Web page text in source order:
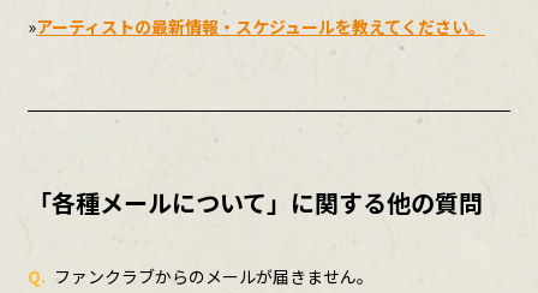
CONTENTS ARCHIVE
»アーティストの最新情報・スケジュールを教えてください。
「各種メールについて」に関する他の質問
Q. ファンクラブからのメールが届きません。